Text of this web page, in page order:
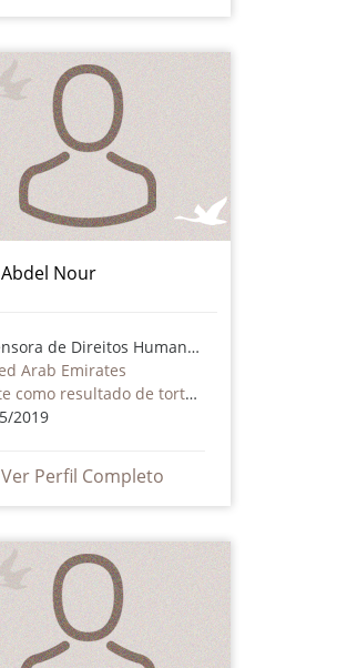
Nour
Defensora de Direitos Humanos
Arab Emirates
Morte como resultado de tortura ou maus tratos - inclusive por atores não estatais
2019
Ver Perfil Completo